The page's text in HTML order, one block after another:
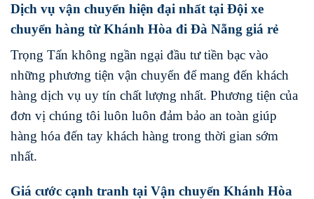
Dịch vụ vận chuyển hiện đại nhất tại Đội xe
chuyển hàng từ Khánh Hòa đi Đà Nẵng giá rẻ
Trọng Tấn không ngần ngại đầu tư tiền bạc vào
những phương tiện vận chuyển để mang đến khách
hàng dịch vụ uy tín chất lượng nhất. Phương tiện của
đơn vị chúng tôi luôn luôn đảm bảo an toàn giúp
hàng hóa đến tay khách hàng trong thời gian sớm
nhất.
Giá cước cạnh tranh tại Vận chuyển Khánh Hòa